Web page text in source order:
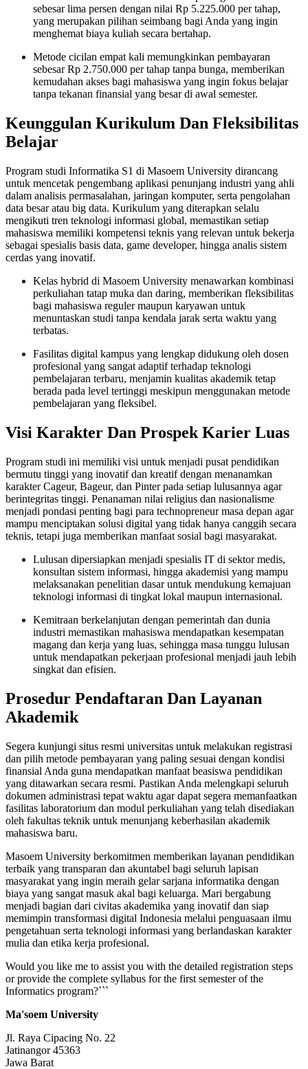
sebesar lima persen dengan nilai Rp 5.225.000 per tahap,
yang merupakan pilihan seimbang bagi Anda yang ingin
menghemat biaya kuliah secara bertahap.
Metode cicilan empat kali memungkinkan pembayaran
sebesar Rp 2.750.000 per tahap tanpa bunga, memberikan
kemudahan akses bagi mahasiswa yang ingin fokus belajar
tanpa tekanan finansial yang besar di awal semester.
Keunggulan Kurikulum Dan Fleksibilitas
Belajar
Program studi Informatika S1 di Masoem University dirancang
untuk mencetak pengembang aplikasi penunjang industri yang ahli
dalam analisis permasalahan, jaringan komputer, serta pengolahan
data besar atau big data. Kurikulum yang diterapkan selalu
mengikuti tren teknologi informasi global, memastikan setiap
mahasiswa memiliki kompetensi teknis yang relevan untuk bekerja
sebagai spesialis basis data, game developer, hingga analis sistem
cerdas yang inovatif.
Kelas hybrid di Masoem University menawarkan kombinasi
perkuliahan tatap muka dan daring, memberikan fleksibilitas
bagi mahasiswa reguler maupun karyawan untuk
menuntaskan studi tanpa kendala jarak serta waktu yang
terbatas.
Fasilitas digital kampus yang lengkap didukung oleh dosen
profesional yang sangat adaptif terhadap teknologi
pembelajaran terbaru, menjamin kualitas akademik tetap
berada pada level tertinggi meskipun menggunakan metode
pembelajaran yang fleksibel.
Visi Karakter Dan Prospek Karier Luas
Program studi ini memiliki visi untuk menjadi pusat pendidikan
bermutu tinggi yang inovatif dan kreatif dengan menanamkan
karakter Cageur, Bageur, dan Pinter pada setiap lulusannya agar
berintegritas tinggi. Penanaman nilai religius dan nasionalisme
menjadi pondasi penting bagi para technopreneur masa depan agar
mampu menciptakan solusi digital yang tidak hanya canggih secara
teknis, tetapi juga memberikan manfaat sosial bagi masyarakat.
Lulusan dipersiapkan menjadi spesialis IT di sektor medis,
konsultan sistem informasi, hingga akademisi yang mampu
melaksanakan penelitian dasar untuk mendukung kemajuan
teknologi informasi di tingkat lokal maupun internasional.
Kemitraan berkelanjutan dengan pemerintah dan dunia
industri memastikan mahasiswa mendapatkan kesempatan
magang dan kerja yang luas, sehingga masa tunggu lulusan
untuk mendapatkan pekerjaan profesional menjadi jauh lebih
singkat dan efisien.
Prosedur Pendaftaran Dan Layanan
Akademik
Segera kunjungi situs resmi universitas untuk melakukan registrasi
dan pilih metode pembayaran yang paling sesuai dengan kondisi
finansial Anda guna mendapatkan manfaat beasiswa pendidikan
yang ditawarkan secara resmi. Pastikan Anda melengkapi seluruh
dokumen administrasi tepat waktu agar dapat segera memanfaatkan
fasilitas laboratorium dan modul perkuliahan yang telah disediakan
oleh fakultas teknik untuk menunjang keberhasilan akademik
mahasiswa baru.
Masoem University berkomitmen memberikan layanan pendidikan
terbaik yang transparan dan akuntabel bagi seluruh lapisan
masyarakat yang ingin meraih gelar sarjana informatika dengan
biaya yang sangat masuk akal bagi keluarga. Mari bergabung
menjadi bagian dari civitas akademika yang inovatif dan siap
memimpin transformasi digital Indonesia melalui penguasaan ilmu
pengetahuan serta teknologi informasi yang berlandaskan karakter
mulia dan etika kerja profesional.
Would you like me to assist you with the detailed registration steps
or provide the complete syllabus for the first semester of the
Informatics program?```
Ma'soem University
Jl. Raya Cipacing No. 22
Jatinangor 45363
Jawa Barat